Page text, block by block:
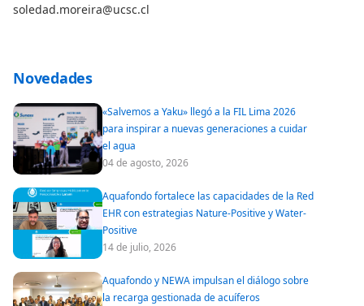
soledad.moreira@ucsc.cl
Novedades
«Salvemos a Yaku» llegó a la FIL Lima 2026
para inspirar a nuevas generaciones a cuidar
el agua
04 de agosto, 2026
Aquafondo fortalece las capacidades de la Red
EHR con estrategias Nature-Positive y Water-
Positive
14 de julio, 2026
Aquafondo y NEWA impulsan el diálogo sobre
la recarga gestionada de acuíferos